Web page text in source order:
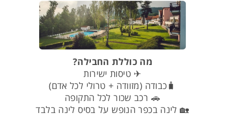
מה כוללת החבילה?
✈ טיסות ישירות
🧳כבודה (מזוודה + טרולי לכל אדם)
🚗 רכב שכור לכל התקופה
🏡 לינה בכפר הנופש על בסיס לינה בלבד